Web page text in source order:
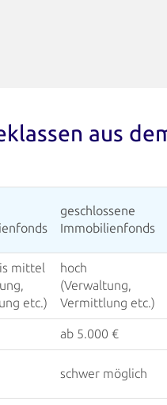
aus
geschlossene
Immobilienfonds
mittel
etc.)
hoch
(Verwaltung,
Vermittlung etc.)
ab 5.000 €
schwer möglich